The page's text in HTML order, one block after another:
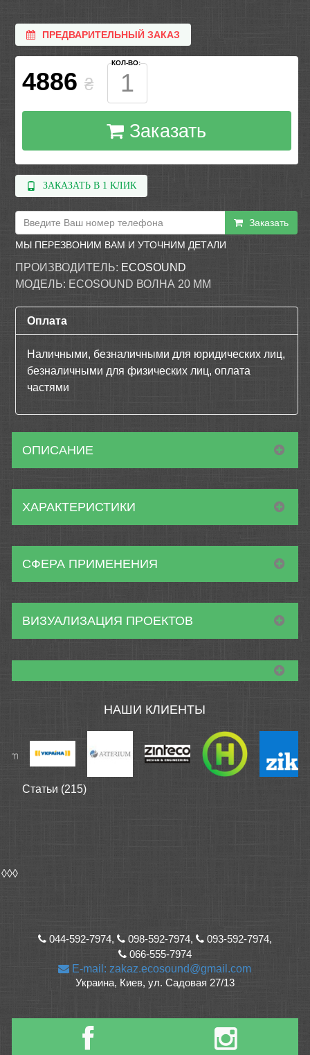
ПРЕДВАРИТЕЛЬНЫЙ ЗАКАЗ
4886 ₴
КОЛ-ВО:
Заказать
ЗАКАЗАТЬ В 1 КЛИК
Заказать
МЫ ПЕРЕЗВОНИМ ВАМ И УТОЧНИМ ДЕТАЛИ
ПРОИЗВОДИТЕЛЬ: ECOSOUND
МОДЕЛЬ: ECOSOUND ВОЛНА 20 ММ
Оплата
Наличными, безналичными для юридических лиц,
безналичными для физических лиц, оплата
частями
ОПИСАНИЕ
ХАРАКТЕРИСТИКИ
СФЕРА ПРИМЕНЕНИЯ
ВИЗУАЛИЗАЦИЯ ПРОЕКТОВ
НАШИ КЛИЕНТЫ
Статьи (215)
◊◊◊
044-592-7974, 098-592-7974,
093-592-7974,
066-555-7974
E-mail: zakaz.ecosound@gmail.com
Украина, Киев, ул. Садовая 27/13